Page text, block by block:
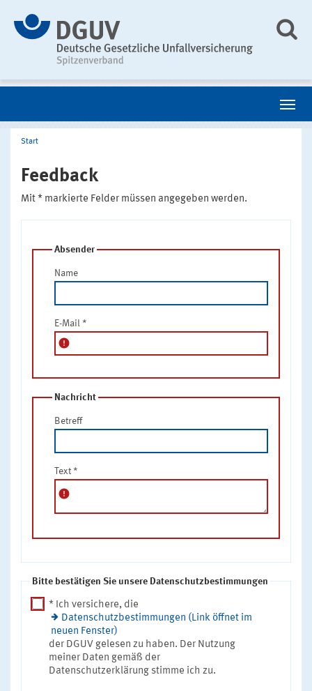
Start
Feedback
Mit * markierte Felder müssen angegeben werden.
Absender
Name
E-Mail *
error
Nachricht
Betreff
Text *
error
Bitte bestätigen Sie unsere Datenschutzbestimmungen
* Ich versichere, die
Datenschutzbestimmungen (Link öffnet im
neuen Fenster)
der DGUV gelesen zu haben. Der Nutzung
meiner Daten gemäß der
Datenschutzerklärung stimme ich zu.